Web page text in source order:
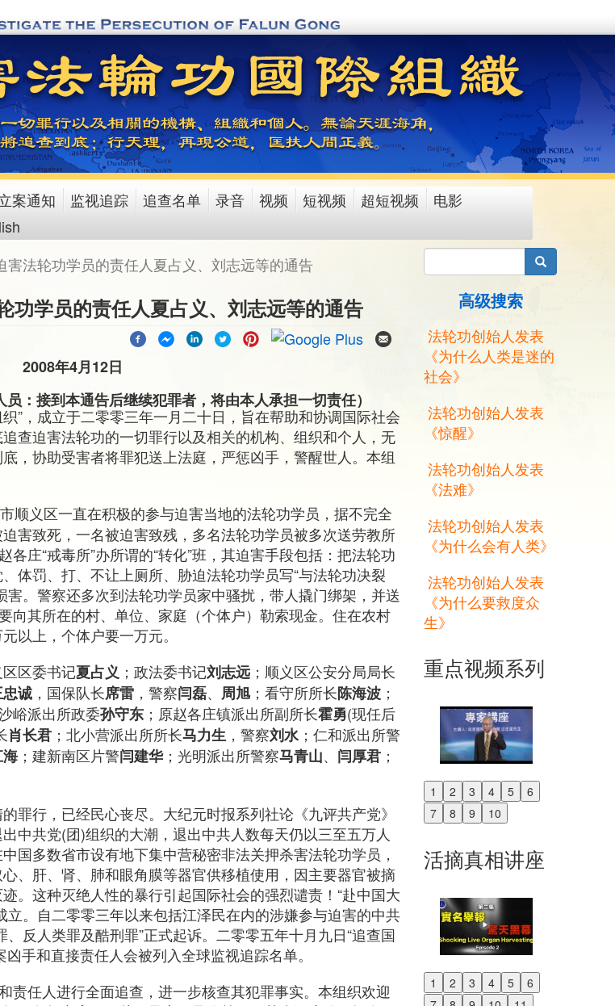
案通知 监视追踪 追查名单 录音 视频 短视频 超短视频
电影
害法轮功学员的责任人夏占义、刘志远等的通告
功学员的责任人夏占义、刘志远等的通告
2008年4月12日
：接到本通告后继续犯罪者，将由本人承担一切责任）
”，成立于二零零三年一月二十日，旨在帮助和协调国际社会
查迫害法轮功的一切罪行以及相关的机构、组织和个人，无
，协助受害者将罪犯送上法庭，严惩凶手，警醒世人。本组
顺义区一直在积极的参与迫害当地的法轮功学员，据不完全
害致死，一名被迫害致残，多名法轮功学员被多次送劳教所
庄“戒毒所”办所谓的“转化”班，其迫害手段包括：把法轮功
体罚、打、不让上厕所、胁迫法轮功学员写“与法轮功决裂
。警察还多次到法轮功学员家中骚扰，带人撬门绑架，并送
向其所在的村、单位、家庭（个体户）勒索现金。住在农村
以上，个体户要一万元。
区委书记夏占义 ；政法委书记刘志远 ；顺义区公安分局局长
诚 ，国保队长席雷 ，警察闫磊、 周旭；看守所所长陈海波 ；
峪派出所政委孙守东 ；原赵各庄镇派出所副所长霍勇(现任后
肖长君 ；北小营派出所所长马力生 ，警察刘水 ；仁和派出所警
；建新南区片警闫建华；光明派出所警察马青山、 闫厚君 ；
罪行，已经民心丧尽。大纪元时报系列社论《九评共产党》
中共党(团)组织的大潮，退出中共人数每天仍以三至五万人
国多数省市设有地下集中营秘密非法关押杀害法轮功学员，
、肝、肾、肺和眼角膜等器官供移植使用，因主要器官被摘
。这种灭绝人性的暴行引起国际社会的强烈谴责！“赴中国大
立。自二零零三年以来包括江泽民在内的涉嫌参与迫害的中共
反人类罪及酷刑罪”正式起诉。二零零五年十月九日“追查国
手和直接责任人会被列入全球监视追踪名单。
责任人进行全面追查，进一步核查其犯罪事实。本组织欢迎
搜索
高级搜索
法轮功创始人发表
《为什么人类是迷的
社会》
法轮功创始人发表
《惊醒》
法轮功创始人发表
《法难》
法轮功创始人发表
《为什么会有人类》
法轮功创始人发表
《为什么要救度众
生》
重点视频系列
1 2 3 4 5
6
7
8 9 10
Previous
Next
活摘真相讲座
1 2 3 4 5
6
Previous